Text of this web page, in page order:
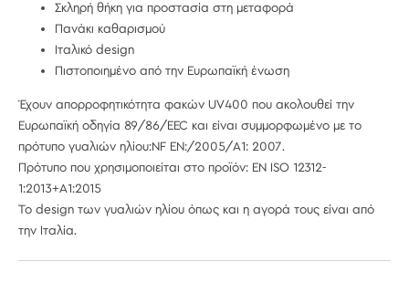
Σκληρή θήκη για προστασία στη μεταφορά
Πανάκι καθαρισμού
Ιταλικό design
Πιστοποιημένο από την Ευρωπαϊκή ένωση
Έχουν απορροφητικότητα φακών UV400 που ακολουθεί την
Ευρωπαϊκή οδηγία 89/86/EEC και είναι συμμορφωμένο με το
πρότυπο γυαλιών ηλίου:NF EN:/2005/A1: 2007.
Πρότυπο που χρησιμοποιείται στο προϊόν: EN ISO 12312-
1:2013+A1:2015
Το design των γυαλιών ηλίου όπως και η αγορά τους είναι από
την Ιταλία.